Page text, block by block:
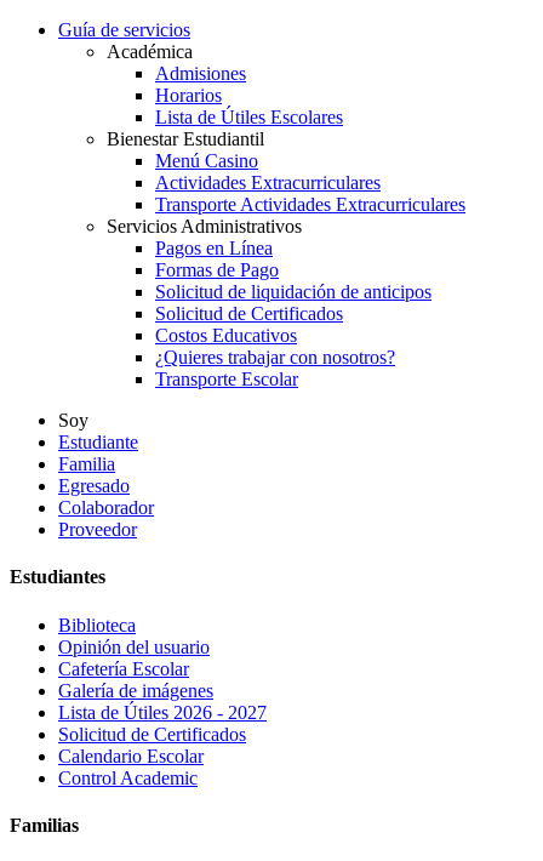
Guía de servicios
Académica
Admisiones
Horarios
Lista de Útiles Escolares
Bienestar Estudiantil
Menú Casino
Actividades Extracurriculares
Transporte Actividades Extracurriculares
Servicios Administrativos
Pagos en Línea
Formas de Pago
Solicitud de liquidación de anticipos
Solicitud de Certificados
Costos Educativos
¿Quieres trabajar con nosotros?
Transporte Escolar
Soy
Estudiante
Familia
Egresado
Colaborador
Proveedor
Estudiantes
Biblioteca
Opinión del usuario
Cafetería Escolar
Galería de imágenes
Lista de Útiles 2026 - 2027
Solicitud de Certificados
Calendario Escolar
Control Academic
Familias